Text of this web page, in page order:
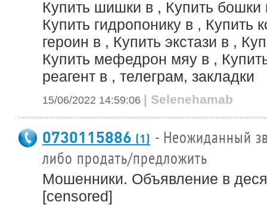
Купить шишки в , Купить бошки
Купить гидропонику в , Купить
героин в , Купить экстази в ,
Купить мефедрон мяу в ,
реагент в , телеграм, закладки
15/06/2022 14:59:06 | Selenehamab
0730115886 (1) - Неожиданный
либо продать/предложить
Мошенники. Объявление в
[censored]